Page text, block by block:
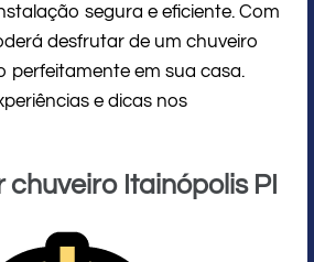
segura e eficiente. Com
desfrutar de um chuveiro
perfeitamente em sua casa.
e dicas nos
Itainópolis PI